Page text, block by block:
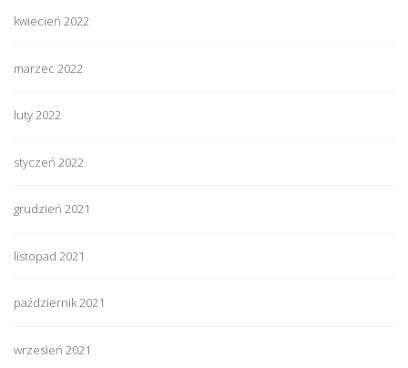
kwiecień 2022
marzec 2022
luty 2022
styczeń 2022
grudzień 2021
listopad 2021
październik 2021
wrzesień 2021